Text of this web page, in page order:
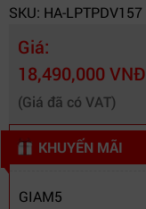
Cổng kết nối
Kết nối không dây
SKU: HA-LPTPDV157
Giá:
18,490,000 VNĐ
(Giá đã có VAT)
KHUYẾN MÃI
GIAM5